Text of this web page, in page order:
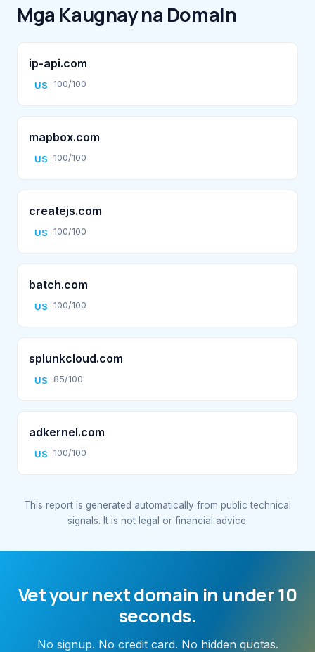
Mga Kaugnay na Domain
ip-api.com
US 100/100
mapbox.com
US 100/100
createjs.com
US 100/100
batch.com
US 100/100
splunkcloud.com
US 85/100
adkernel.com
US 100/100
This report is generated automatically from public technical
signals. It is not legal or financial advice.
Vet your next domain in under 10
seconds.
No signup. No credit card. No hidden quotas.